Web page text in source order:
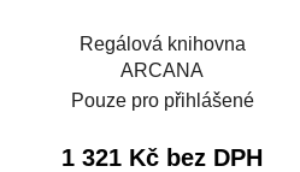
Regálová knihovna
ARCANA
Pouze pro přihlášené
1 321 Kč bez DPH